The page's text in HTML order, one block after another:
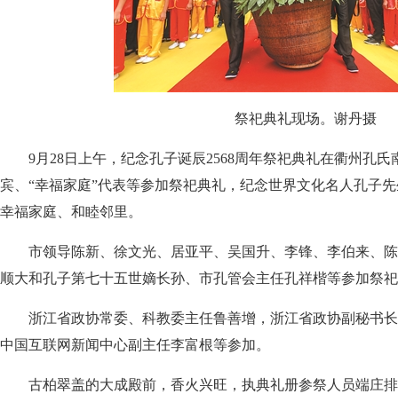
祭祀典礼现场。谢丹摄
9月28日上午，纪念孔子诞辰2568周年祭祀典礼在衢州孔氏
宾、“幸福家庭”代表等参加祭祀典礼，纪念世界文化名人孔子
幸福家庭、和睦邻里。
市领导陈新、徐文光、居亚平、吴国升、李锋、李伯来、陈
顺大和孔子第七十五世嫡长孙、市孔管会主任孔祥楷等参加祭
浙江省政协常委、科教委主任鲁善增，浙江省政协副秘书长
中国互联网新闻中心副主任李富根等参加。
古柏翠盖的大成殿前，香火兴旺，执典礼册参祭人员端庄排